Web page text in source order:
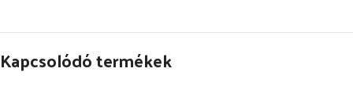
Kapcsolódó termékek